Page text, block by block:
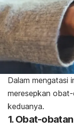
Dalam mengatasi
meresepkan
keduanya.
1. Obat-obatan